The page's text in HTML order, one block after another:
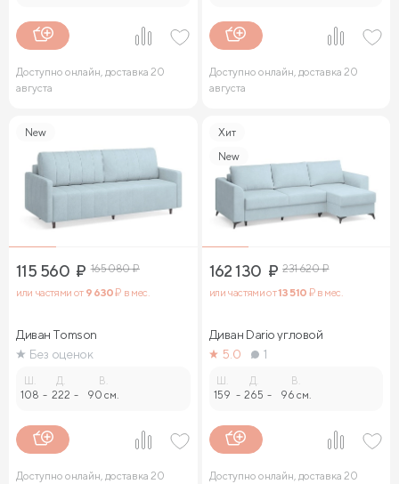
Доступно онлайн, доставка 20
августа
Доступно онлайн, доставка 20
августа
New
115 560 ₽ 165 080₽
или частями от 9 630₽ в мес.
Диван Tomson
Без оценок
108 -
Д.
222 -
В.
90 см.
Доступно онлайн, доставка 20
Хит
New
162 130 ₽ 231 620₽
или частями от13 510 ₽ в мес.
Диван Dario угловой
5.0
1
159 -
Д.
265 -
В.
96 см.
Доступно онлайн, доставка 20